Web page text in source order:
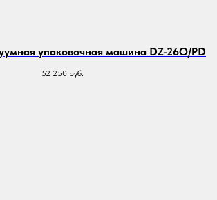
упаковочная машина DZ-26O/PD
52 250 руб.